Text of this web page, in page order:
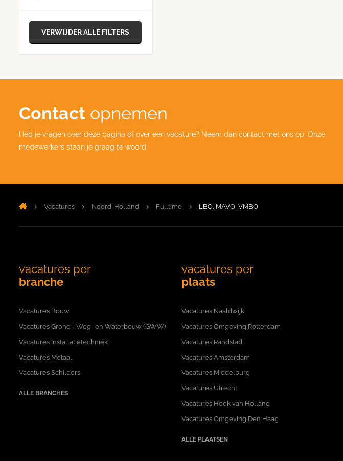
VERWIJDER ALLE FILTERS
Contact opnemen
Heb je vragen over deze pagina of over een vacature? Neem dan contact met ons op. Onze
medewerkers staan je graag te woord.
Vacatures Noord-Holland Fulltime LBO, MAVO, VMBO
vacatures per
branche
Vacatures Bouw
Vacatures Grond-, Weg- en Waterbouw (GWW)
Vacatures Installatietechniek
Vacatures Metaal
Vacatures Schilders
ALLE BRANCHES
vacatures per
plaats
Vacatures Naaldwijk
Vacatures Omgeving Rotterdam
Vacatures Randstad
Vacatures Amsterdam
Vacatures Middelburg
Vacatures Utrecht
Vacatures Hoek van Holland
Vacatures Omgeving Den Haag
ALLE PLAATSEN